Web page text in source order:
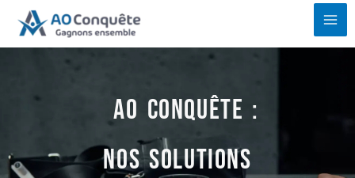
contenu
AO conquête :
nos solutions